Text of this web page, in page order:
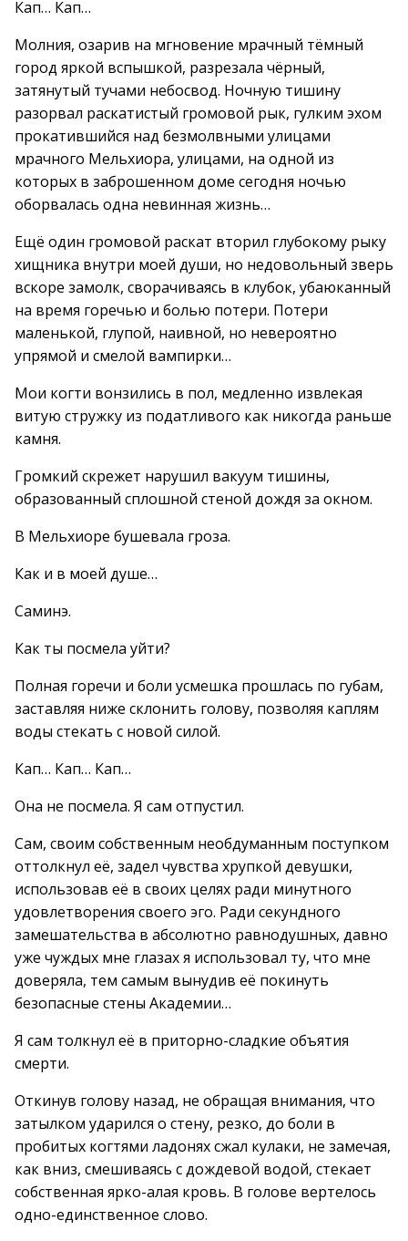
Кап… Кап…
Молния, озарив на мгновение мрачный тёмный
город яркой вспышкой, разрезала чёрный,
затянутый тучами небосвод. Ночную тишину
разорвал раскатистый громовой рык, гулким эхом
прокатившийся над безмолвными улицами
мрачного Мельхиора, улицами, на одной из
которых в заброшенном доме сегодня ночью
оборвалась одна невинная жизнь…
Ещё один громовой раскат вторил глубокому рыку
хищника внутри моей души, но недовольный зверь
вскоре замолк, сворачиваясь в клубок, убаюканный
на время горечью и болью потери. Потери
маленькой, глупой, наивной, но невероятно
упрямой и смелой вампирки…
Мои когти вонзились в пол, медленно извлекая
витую стружку из податливого как никогда раньше
камня.
Громкий скрежет нарушил вакуум тишины,
образованный сплошной стеной дождя за окном.
В Мельхиоре бушевала гроза.
Как и в моей душе…
Саминэ.
Как ты посмела уйти?
Полная горечи и боли усмешка прошлась по губам,
заставляя ниже склонить голову, позволяя каплям
воды стекать с новой силой.
Кап… Кап… Кап…
Она не посмела. Я сам отпустил.
Сам, своим собственным необдуманным поступком
оттолкнул её, задел чувства хрупкой девушки,
использовав её в своих целях ради минутного
удовлетворения своего эго. Ради секундного
замешательства в абсолютно равнодушных, давно
уже чуждых мне глазах я использовал ту, что мне
доверяла, тем самым вынудив её покинуть
безопасные стены Академии…
Я сам толкнул её в приторно-сладкие объятия
смерти.
Откинув голову назад, не обращая внимания, что
затылком ударился о стену, резко, до боли в
пробитых когтями ладонях сжал кулаки, не замечая,
как вниз, смешиваясь с дождевой водой, стекает
собственная ярко-алая кровь. В голове вертелось
одно-единственное слово.